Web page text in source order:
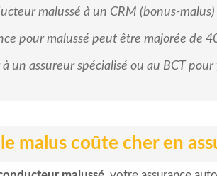
malussé à un CRM (bonus-
pour malussé peut être majorée de
à un assureur spécialisé ou au BCT
malus coûte cher en